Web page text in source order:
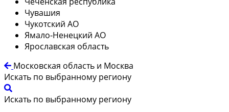
Чувашия
Чукотский АО
Ямало-Ненецкий АО
Ярославская область
Московская область и Москва
Искать по выбранному региону
Искать по выбранному региону